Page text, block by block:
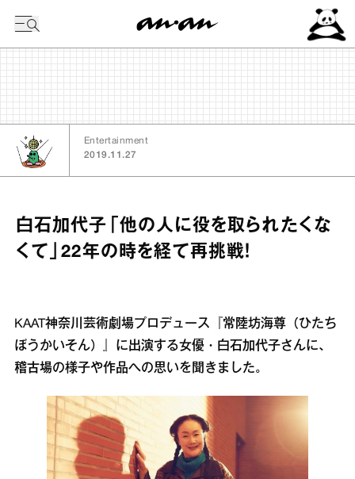
Entertainment
2019.11.27
白石加代子「他の人に役を取られたくな
くて」22年の時を経て再挑戦！
KAAT神奈川芸術劇場プロデュース『常陸坊海尊（ひたち
ぼうかいそん）』に出演する女優・白石加代子さんに、
稽古場の様子や作品への思いを聞きました。